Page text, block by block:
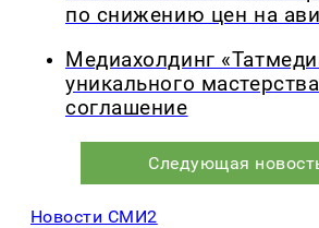
по снижению цен на
Медиахолдинг
уникального
соглашение
Следующая
Новости СМИ2